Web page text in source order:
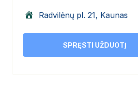
Radvilėnų pl. 21, Kaunas
SPRĘSTI UŽDUOTĮ